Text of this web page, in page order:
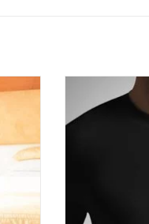
8090
Natural
Tagwäsche
Angenehmer